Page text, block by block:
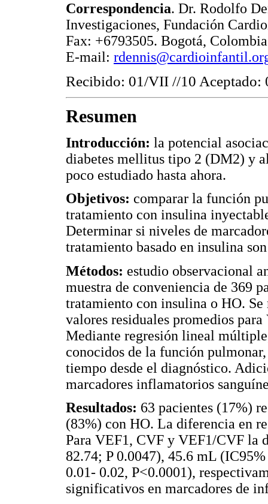
Correspondencia. Dr. Rodolfo
Investigaciones, Fundación
Fax: +6793505. Bogotá,
E-mail:
Recibido: 01/VII //10 Aceptado:
Resumen
Introducción: la potencial
diabetes mellitus tipo 2 (DM2) y
poco estudiado hasta ahora.
Objetivos: comparar la función
tratamiento con insulina
Determinar si niveles de
tratamiento basado en insulina
Métodos: estudio observacional
muestra de conveniencia de 369
tratamiento con insulina o HO.
valores residuales promedios
Mediante regresión lineal
conocidos de la función
tiempo desde el diagnóstico.
marcadores inflamatorios
Resultados: 63 pacientes (17%)
(83%) con HO. La diferencia en
Para VEF1, CVF y VEF1/CVF la
82.74; P 0.0047), 45.6 mL
0.01- 0.02, P<0.0001),
significativos en marcadores de